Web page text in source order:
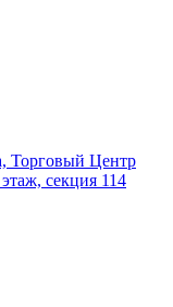
Торговый Центр
секция 114